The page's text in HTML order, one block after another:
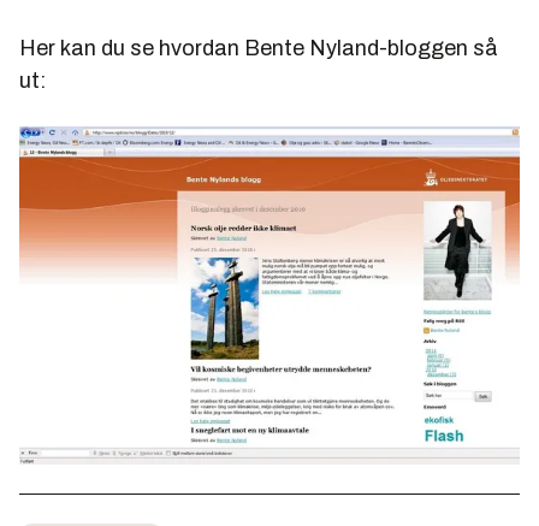
Her kan du se hvordan Bente Nyland-bloggen så
ut: